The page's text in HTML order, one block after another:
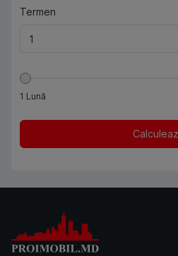
Termen
1 Lună